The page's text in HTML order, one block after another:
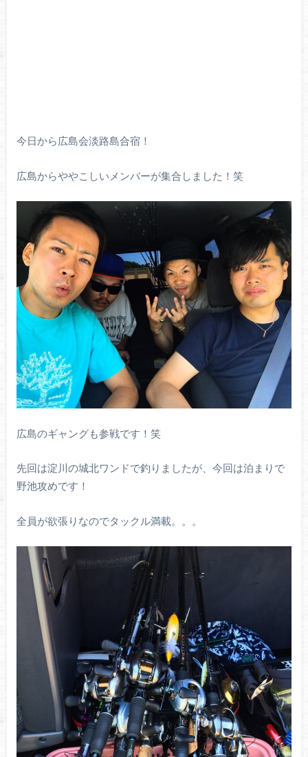
今日から広島会淡路島合宿！
広島からややこしいメンバーが集合しました！笑
広島のギャングも参戦です！笑
先回は淀川の城北ワンドで釣りましたが、今回は泊まりで
野池攻めです！
全員が欲張りなのでタックル満載。。。